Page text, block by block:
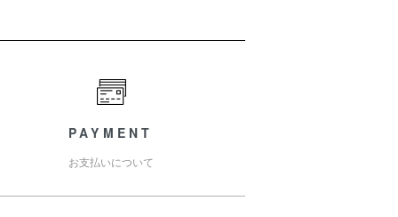
PAYMENT
お支払いについて